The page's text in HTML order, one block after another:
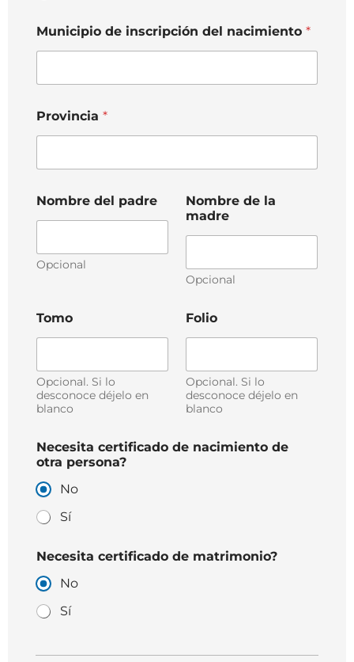
Municipio de inscripción del nacimiento *
Provincia *
Nombre del padre
Opcional
Nombre de la
madre
Opcional
Tomo
Opcional. Si lo
desconoce déjelo en
blanco
Folio
Opcional. Si lo
desconoce déjelo en
blanco
Necesita certificado de nacimiento de
otra persona?
No
Sí
Necesita certificado de matrimonio?
No
Sí